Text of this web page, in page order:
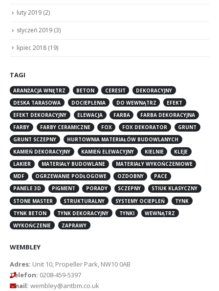
luty 2019 (2)
styczeń 2019 (3)
lipiec 2018 (19)
TAGI
ARANŻACJA WNĘTRZ BETON CERESIT
DEKORACYJNY
DESKA TARASOWA
DOCIEPLENIA DO WEWNĄTRZ
EFEKT
EFEKT DEKORACYJNY
ELEWACJA FARBA
FARBA DEKORACYJNA
FARBY
FARBY CERAMICZNE FOX FOX DEKORATOR
GRUNT
GRUNT SCZEPNY
HURTOWNIA MATERIAŁÓW BUDOWLANYCH
KAMIEŃ DEKORACYJNY
KAMIEŃ ELEWACYJNY KIELNIE
KLEJE
LAKIER
MATERIAŁY BUDOWLANE
MATERIAŁY WYKOŃCZENIOWE
MDF
OGRZEWANIE PODŁOGOWE OZDOBNY
PACE
PANELE 3D
PIGMENT PORADY SCZEPNY
STIUK KLASYCZNY
STONE MASTER
STRUKTURALNY SYSTEMY OCIEPLEŃ
TYNK
TYNK BETON
TYNK DEKORACYJNY TYNKI
WEWNĄTRZ
WYKOŃCZENIE
ZAPRAWY
WEMBLEY
Adres: Unit 10, Propeller Park, NW10 0AB
Telefon: 0208-459-5397
Email: wembley@antbm.co.uk